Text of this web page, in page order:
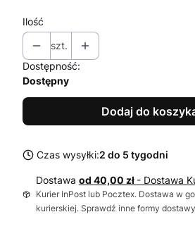
Ilość
szt.
Dostępność:
Dostępny
Dodaj do
Czas wysyłki:2 do 5 tygodni
Dostawa od 40,00 zł - Dostawa
Kurier InPost lub Pocztex. Dostawa w
kurierskiej. Sprawdź inne formy